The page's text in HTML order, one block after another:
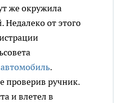
же окружила
Недалеко от этого
автомобиль.
проверив ручник.
и влетел в